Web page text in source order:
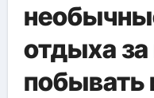
отдыха за
побывать